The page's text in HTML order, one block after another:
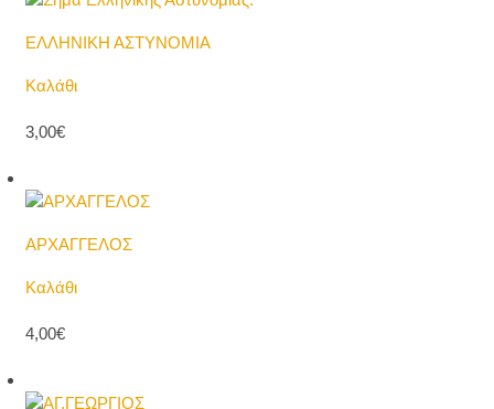
ΕΛΛΗΝΙΚΗ ΑΣΤΥΝΟΜΙΑ
Καλάθι
3,00€
ΑΡΧΑΓΓΕΛΟΣ
Καλάθι
4,00€